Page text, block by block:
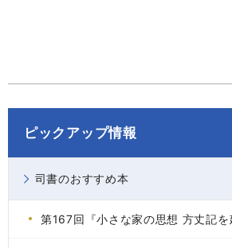
ピックアップ情報
司書のおすすめ本
第167回『小さな家の思想 方丈記を